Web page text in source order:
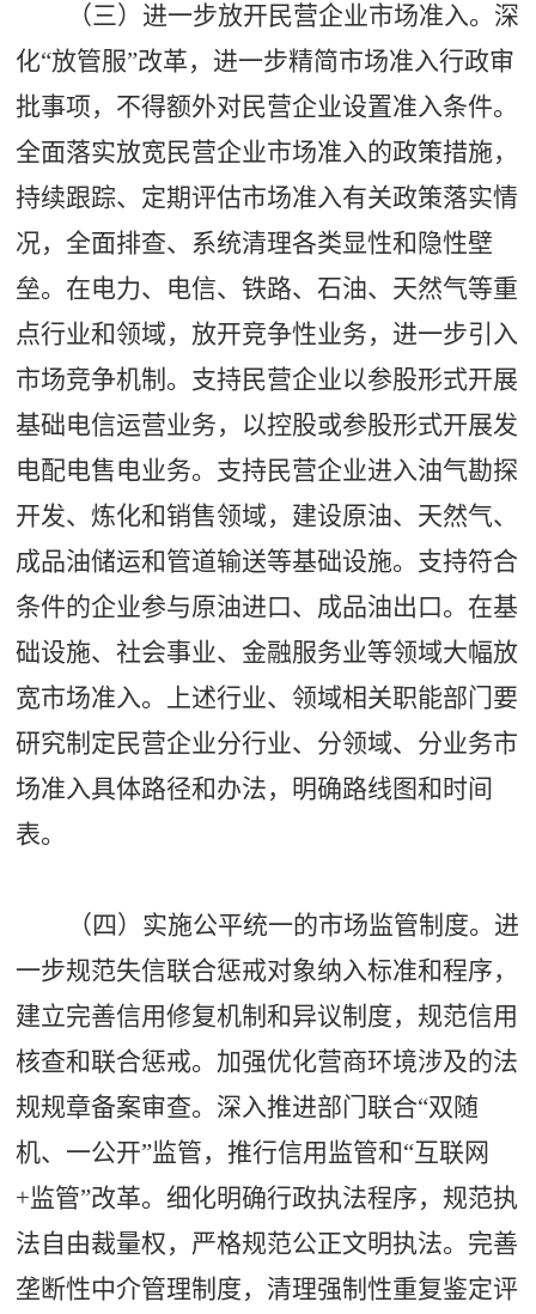
（三）进一步放开民营企业市场准入。深
化“放管服”改革，进一步精简市场准入行政审
批事项，不得额外对民营企业设置准入条件。
全面落实放宽民营企业市场准入的政策措施，
持续跟踪、定期评估市场准入有关政策落实情
况，全面排查、系统清理各类显性和隐性壁
垒。在电力、电信、铁路、石油、天然气等重
点行业和领域，放开竞争性业务，进一步引入
市场竞争机制。支持民营企业以参股形式开展
基础电信运营业务，以控股或参股形式开展发
电配电售电业务。支持民营企业进入油气勘探
开发、炼化和销售领域，建设原油、天然气、
成品油储运和管道输送等基础设施。支持符合
条件的企业参与原油进口、成品油出口。在基
础设施、社会事业、金融服务业等领域大幅放
宽市场准入。上述行业、领域相关职能部门要
研究制定民营企业分行业、分领域、分业务市
场准入具体路径和办法，明确路线图和时间
表。
（四）实施公平统一的市场监管制度。进
一步规范失信联合惩戒对象纳入标准和程序，
建立完善信用修复机制和异议制度，规范信用
核查和联合惩戒。加强优化营商环境涉及的法
规规章备案审查。深入推进部门联合“双随
机、一公开”监管，推行信用监管和“互联网
+监管”改革。细化明确行政执法程序，规范执
法自由裁量权，严格规范公正文明执法。完善
垄断性中介管理制度，清理强制性重复鉴定评